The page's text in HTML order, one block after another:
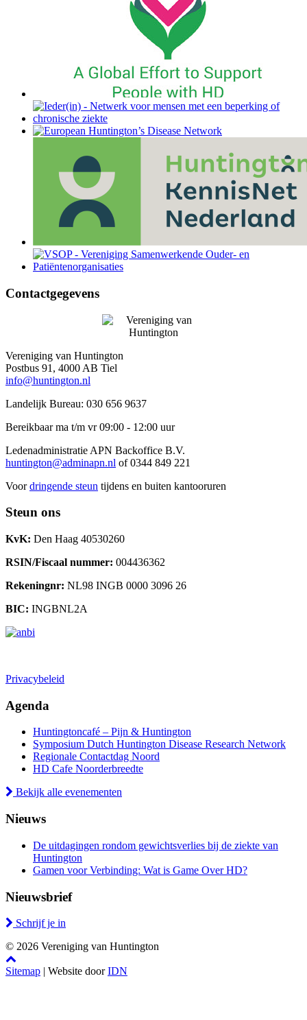
Contactgegevens
Vereniging van Huntington
Postbus 91, 4000 AB Tiel
info@huntington.nl
Landelijk Bureau: 030 656 9637
Bereikbaar ma t/m vr 09:00 - 12:00 uur
Ledenadministratie APN Backoffice B.V.
huntington@adminapn.nl of 0344 849 221
Voordringende steun tijdens en buiten kantooruren
Steun ons
KvK: Den Haag 40530260
RSIN/Fiscaal nummer: 004436362
Rekeningnr: NL98 INGB 0000 3096 26
BIC: INGBNL2A
Privacybeleid
Agenda
Huntingtoncafé – Pijn & Huntington
Symposium Dutch Huntington Disease Research Network
Regionale Contactdag Noord
HD Cafe Noorderbreedte
Bekijk alle evenementen
Nieuws
De uitdagingen rondom gewichtsverlies bij de ziekte van
Huntington
Gamen voor Verbinding: Wat is Game Over HD?
Nieuwsbrief
Schrijf je in
© 2026 Vereniging van Huntington
Sitemap | Website doorIDN